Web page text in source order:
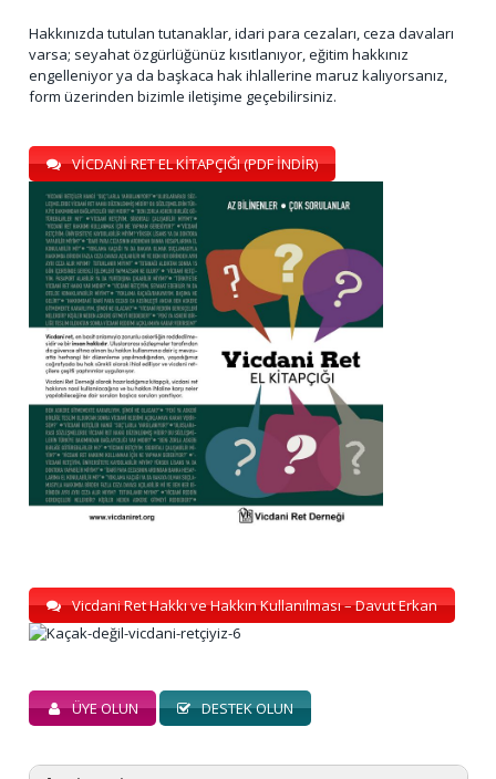
Hakkınızda tutulan tutanaklar, idari para cezaları, ceza davaları
varsa; seyahat özgürlüğünüz kısıtlanıyor, eğitim hakkınız
engelleniyor ya da başkaca hak ihlallerine maruz kalıyorsanız,
form üzerinden bizimle iletişime geçebilirsiniz.
VİCDANİ RET EL KİTAPÇIĞI (PDF İNDİR)
Vicdani Ret Hakkı ve Hakkın Kullanılması – Davut Erkan
ÜYE OLUN DESTEK OLUN